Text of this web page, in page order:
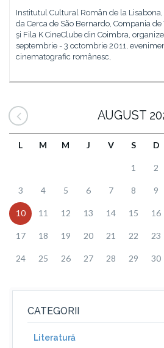
Institutul Cultural Român de la
da Cerca de São Bernardo, Compania
şi Fila K CineClube din Coimbra,
septembrie - 3 octombrie 2011,
cinematografic românesc,
AUGUST
L M M J V S D
1 2
3 4 5 6 7 8 9
10 11 12 13 14 15 16
17 18 19 20 21 22 23
24 25 26 27 28 29 30
CATEGORII
Literatură